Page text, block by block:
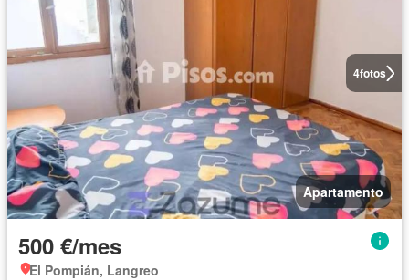
4fotos
Apartamento
500 €/mes
El Pompián, Langreo